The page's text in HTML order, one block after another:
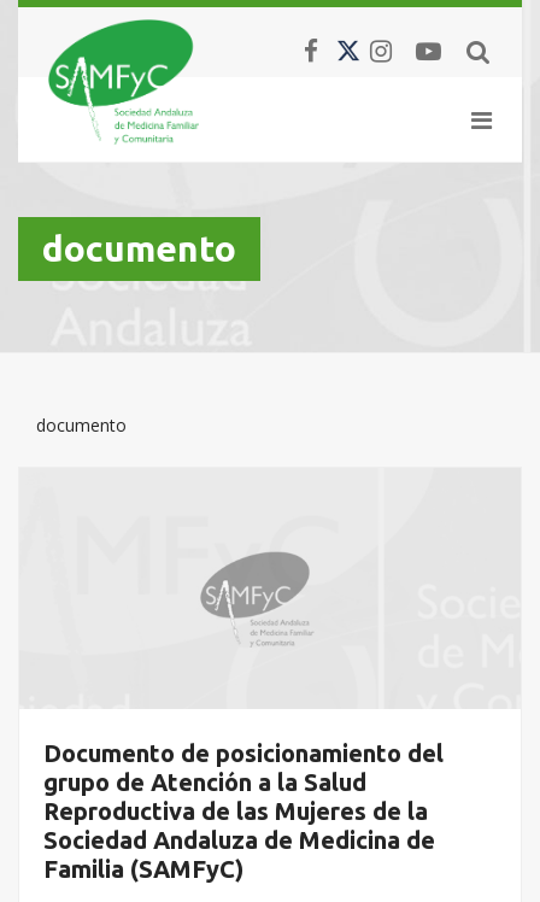
documento
documento
Documento de posicionamiento del
grupo de Atención a la Salud
Reproductiva de las Mujeres de la
Sociedad Andaluza de Medicina de
Familia (SAMFyC)